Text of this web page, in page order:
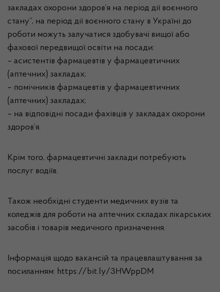
закладах охорони здоров’я на період дії воєнного
стану”, на період дії воєнного стану в Україні до
роботи можуть залучатися здобувачі вищої або
фахової передвищої освіти на посади:
– асистентів фармацевтів у фармацевтичних
(аптечних) закладах;
– помічників фармацевтів у фармацевтичних
(аптечних) закладах;
– на відповідні посади фахівців у закладах охорони
здоров’я.
Крім того, фармацевтичні заклади потребують
послуг водіїв.
Також необхідні студенти медичних вузів та
коледжів для роботи на аптечних складах лікарських
засобів і товарів медичного призначення.
Інформація щодо вакансій та працевлаштування за
посиланням: https://bit.ly/3HWppDM